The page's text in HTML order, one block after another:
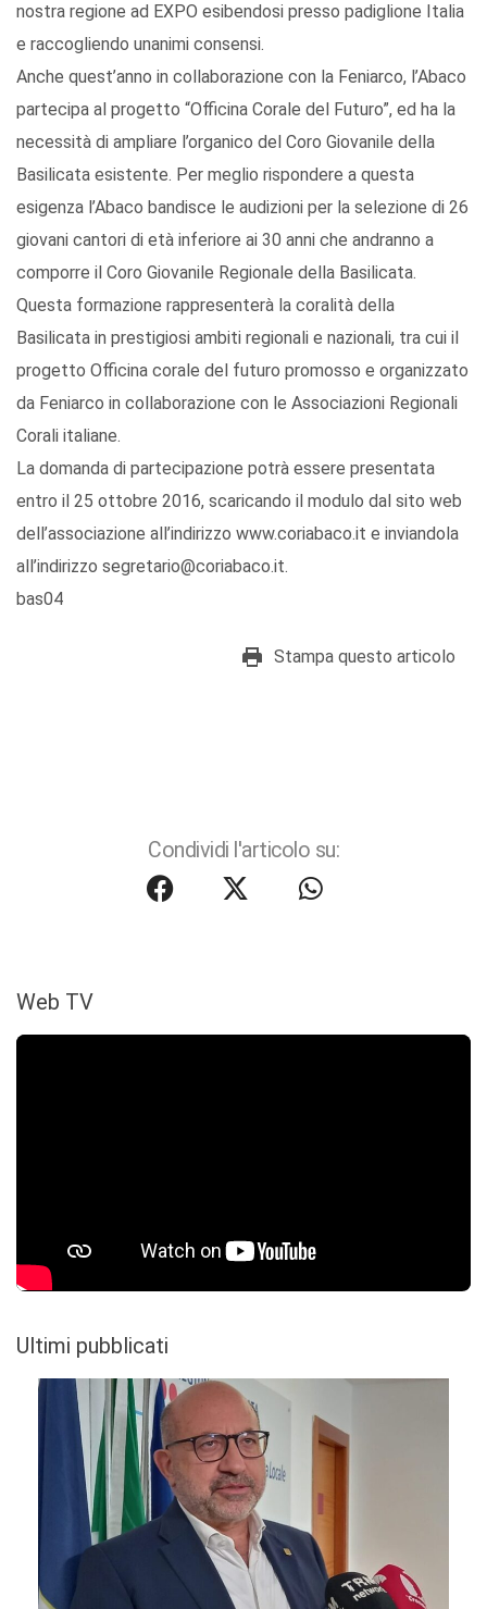
nostra regione ad EXPO esibendosi presso padiglione Italia
e raccogliendo unanimi consensi.
Anche quest’anno in collaborazione con la Feniarco, l’Abaco
partecipa al progetto “Officina Corale del Futuro”, ed ha la
necessità di ampliare l’organico del Coro Giovanile della
Basilicata esistente. Per meglio rispondere a questa
esigenza l’Abaco bandisce le audizioni per la selezione di 26
giovani cantori di età inferiore ai 30 anni che andranno a
comporre il Coro Giovanile Regionale della Basilicata.
Questa formazione rappresenterà la coralità della
Basilicata in prestigiosi ambiti regionali e nazionali, tra cui il
progetto Officina corale del futuro promosso e organizzato
da Feniarco in collaborazione con le Associazioni Regionali
Corali italiane.
La domanda di partecipazione potrà essere presentata
entro il 25 ottobre 2016, scaricando il modulo dal sito web
dell’associazione all’indirizzo www.coriabaco.it e inviandola
all’indirizzo segretario@coriabaco.it.
bas04
Stampa questo articolo
Condividi l'articolo su:
Web TV
Ultimi pubblicati